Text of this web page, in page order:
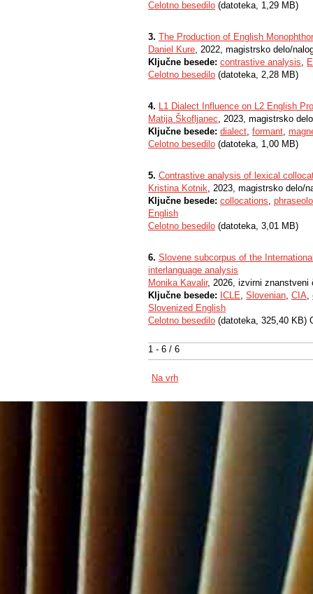
1 - 6 / 6
Celotno besedilo (datoteka, 1,29 MB)
3. The Production of English
Daniel Kure, 2022, magistrsko delo/
Ključne besede: contrastive analysis,
Celotno besedilo (datoteka, 2,28 MB)
4. L1 Dialect Influence on L2 English
Matija Škofljanec, 2023, magistrsko
Ključne besede: dialect, formant,
Celotno besedilo (datoteka, 1,00 MB)
5. Contrastive analysis of lexical
Kristina Kotnik, 2023, magistrsko delo/
Ključne besede: collocations,
English
Celotno besedilo (datoteka, 3,01 MB)
6. Slovene subcorpus of the
interlanguage analysis
Monika Kavalir, 2026, izvirni znanstveni
Ključne besede: ICLE, Slovenian, CIA,
Slovenized English
Celotno besedilo (datoteka, 325,40 KB)
Na vrh